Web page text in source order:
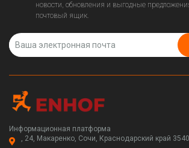
новости, обновления и выгодные
почтовый ящик.
Информационная платформа
, 24, Макаренко, Сочи, Краснодарский край